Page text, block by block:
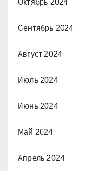
Октябрь 2024
Сентябрь 2024
Август 2024
Июль 2024
Июнь 2024
Май 2024
Апрель 2024